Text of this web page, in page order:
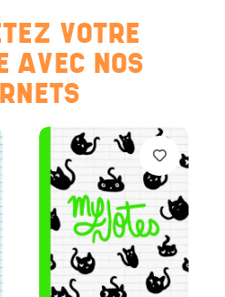
VOTRE
AVEC NOS